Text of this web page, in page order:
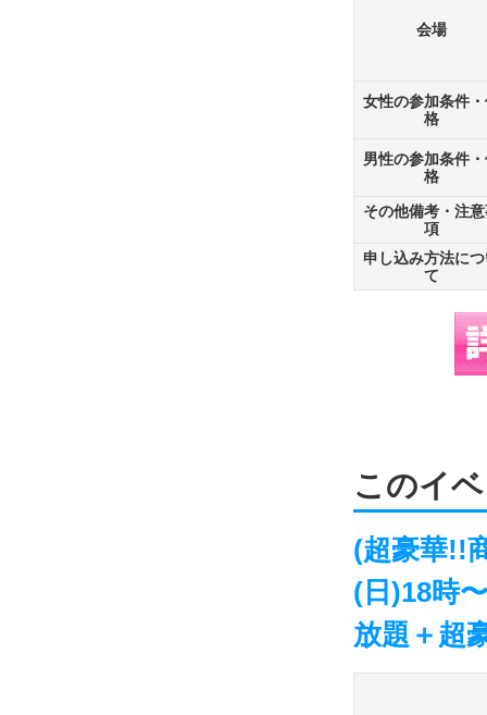
会場
女性の参加条件
格
男性の参加条件
格
その他備考・注
項
申し込み方法に
て
このイ
(超豪華!!
(日)18時
放題＋超